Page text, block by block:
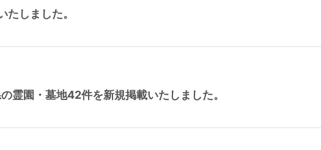
しました。
霊園・墓地42件を新規掲載いたしました。